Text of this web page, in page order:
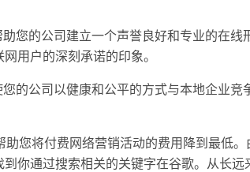
您的公司建立一个声誉良好和专业的在
用户的深刻承诺的印象。
的公司以健康和公平的方式与本地企业
助您将付费网络营销活动的费用降到最低。
你通过搜索相关的关键字在谷歌。从长